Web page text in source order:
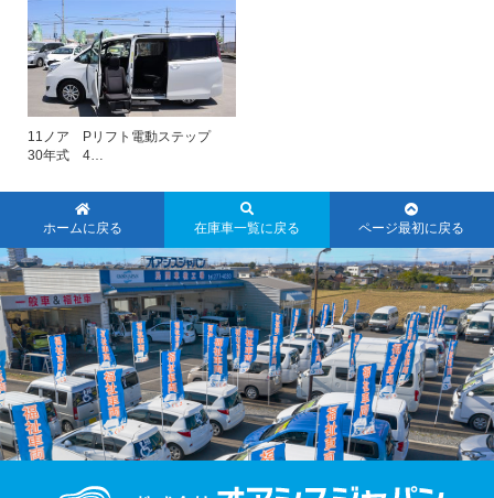
11ノア Pリフト電動ステップ
30年式 4…
ホームに戻る 在庫車一覧に戻る ページ最初に戻る